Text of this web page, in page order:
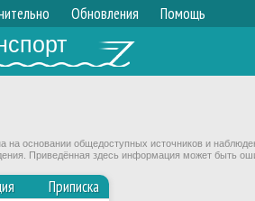
Обновления Помощь
на основании общедоступных источников и
Приведённая здесь информация может быть
Приписка